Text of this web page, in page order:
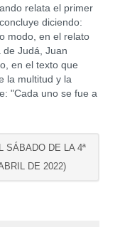
relata el primer
diciendo:
modo, en el relato
de Judá, Juan
en el texto que
la multitud y la
"Cada uno se fue a
SÁBADO DE LA 4ª
DE 2022)